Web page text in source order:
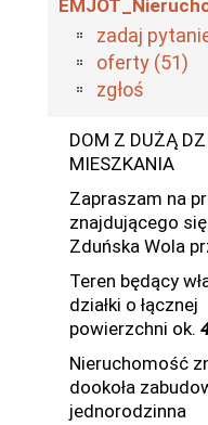
zadaj
oferty (51)
zgłoś
DOM Z DUŻĄ
MIESZKANIA
Zapraszam na
znajdującego
Zduńska Wola
Teren będący
działki o łącznej
powierzchni ok.
Nieruchomość
dookoła
jednorodzinna